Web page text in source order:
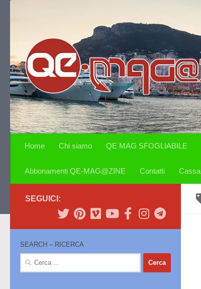
Home Chi siamo QE MAG SFOGLIABILE
Abbonamenti QE-MAG@ZINE Contatti Cassa
SEGUICI:
SEARCH – RICERCA
Ricerca